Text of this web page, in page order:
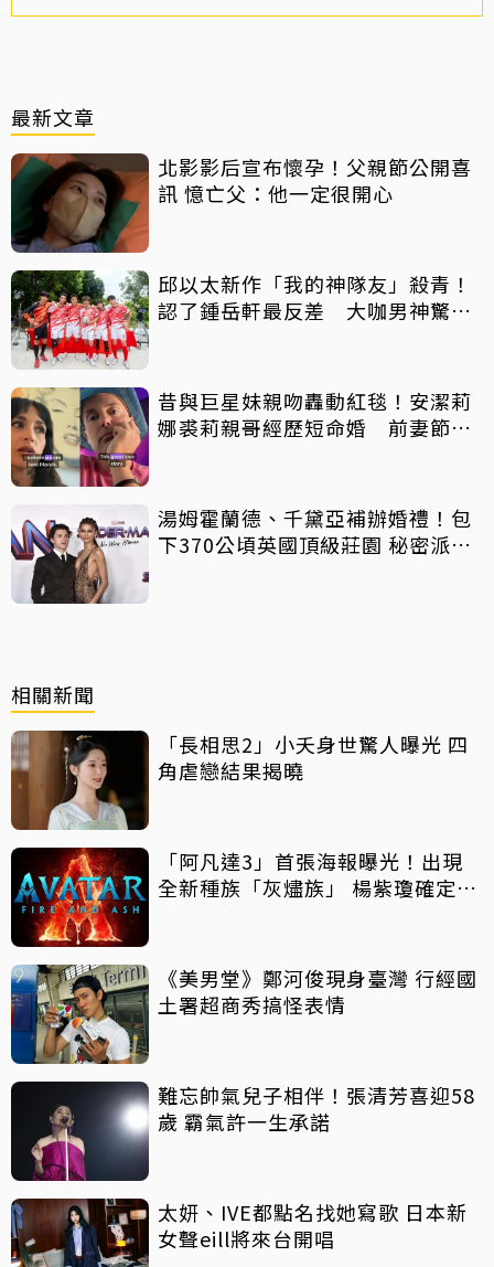
最新文章
北影影后宣布懷孕！父親節公開喜
訊 憶亡父：他一定很開心
邱以太新作「我的神隊友」殺青！
認了鍾岳軒最反差 大咖男神驚喜
昔與巨星妹親吻轟動紅毯！安潔莉
娜裘莉親哥經歷短命婚 前妻節目
湯姆霍蘭德、千黛亞補辦婚禮！包
下370公頃英國頂級莊園 秘密派對
相關新聞
「長相思2」小夭身世驚人曝光 四
角虐戀結果揭曉
「阿凡達3」首張海報曝光！出現
全新種族「灰燼族」 楊紫瓊確定加
《美男堂》鄭河俊現身臺灣 行經國
土署超商秀搞怪表情
難忘帥氣兒子相伴！張清芳喜迎58
歲 霸氣許一生承諾
太妍、IVE都點名找她寫歌 日本新
女聲eill將來台開唱